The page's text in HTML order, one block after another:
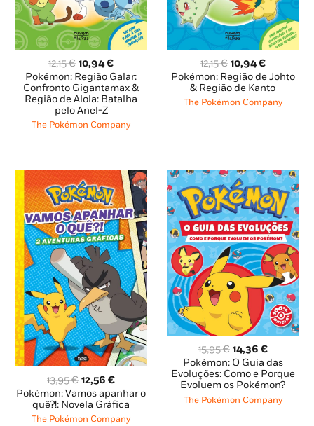
12,15€ O
preço
original
era:
12,15 €.
10,94€O
preço
atual
é:
Pokémon: Região Galar:
Confronto Gigantamax &
Região de Alola: Batalha
pelo Anel-Z
The Pokémon Company
12,15€ O
preço
original
era:
10,94€O
preço
atual
é:
Pokémon: Região de Johto
& Região de Kanto
The Pokémon Company
13,95€ O
preço
original
era:
12,56€O
preço
atual
é:
Pokémon: Vamos apanhar o
quê?!: Novela Gráfica
The Pokémon Company
15,95€ O
preço
original
era:
15,95 €.
14,36 €O
preço
atual
é:
14,36 €.
Pokémon: O Guia das
Evoluções: Como e Porque
Evoluem os Pokémon?
The Pokémon Company